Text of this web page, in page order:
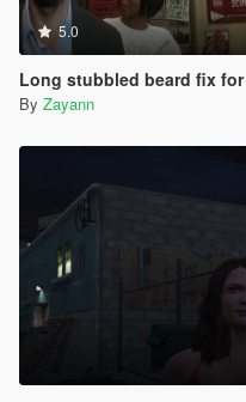
5.0
Long stubbled beard fix
By Zayann